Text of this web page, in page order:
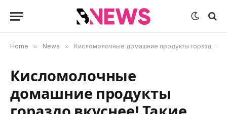
Home » News » Кисломолочные домашние продукты гораздо вкуснее! Такие кисломолочные продукты, как творог или кефир, известны человечеству тысячи лет, и их польза для здоровья несомненна. Даром богов называли в Древней Греции йогурт и употребляли его обязательно с медом – еще одним целебным продуктом. Может быть, причина долголетия среди народов, населяющих побережье Средиземного моря, таится именно в этом? В балканских странах и сегодня лучший десерт – именно йогурт. Сегодня даже в маленьких магазинчиках при взгляде на молочную витрину глаза разбегаются. Можно купить свежие кисломолочные продукты местного молокозавода, срок годности которых ограничен двумя-тремя днями. А можно приобрести аналогичные продукты с более долгим сроком хранения. Пищевые добавки улучшают качество продукта и удлиняют срок его годности, что с наступлением тепла становится важно. И все же творог или йогурт, приготовленные для своей семьи дома с любовью и заботой, гораздо вкуснее и свежее, чем те, что продаются в яркой упаковке. Готовим творог. Обязательное условие для приготовления качественного молочного продукта – чистая посуда. Тщательно промыв, не забудьте ошпарить кастрюлю кипятком. Влейте литр молока, добавив нежирную, жидкую сметану – 1 ст. ложку. Тщательно перемешайте и поставьте для сбраживания в темное место на сутки. Устройте водяную баню и прогревайте скисшее молоко на небольшом огне. Масса не должна кипеть! Достаточно минут 10-15. Оставьте остужаться до комнатной температуры и подготовьте дуршлаг, дополнительно накрытый марлей. Остывшую массу переложите в дуршлаг и отцедите. Приподняв уголки ткани, дайте полностью стечь сыворотке. Творог готов! Хранить домашний творог при температуре минус 18 градусов можно до полугода, но лучше съесть его свежим – так вкуснее и полезнее! Никогда не используйте для приготовления домашнего творога молоко, которое скисло само по себе. Полезность и вкус продукта будет гораздо хуже, так как в старых молочных продуктах быстро размножаются вредные микробы. Домашний кефир. Быстрее всего приготовить кефир дома, приготовив закваску из покупного кефира. Для этого в стакан молока добавляют 1 ст. ложку кефира, перемешивают и оставляют для сбраживания. В кастрюле нужно прокипятить молоко и дать ему остыть до комнатной температуры. Добавить 6 ст. ложек закваски на каждый литр молока, тщательно вымешать и убрать на сутки в темное место. Но не в холодильник – кефир готовится в тепле. Угощайтесь – свежий кефир уже готов. Йогурт – детям и взрослым. В отличие от кефира и творога, йогурт в домашних условиях приготовить сложно. В тех, что вы покупаете в магазине, добавлены стабилизаторы, эмульгатор и другие вкусовые добавки. Дома же лучше всего использовать йогуртницу
Кисломолочные
домашние продукты